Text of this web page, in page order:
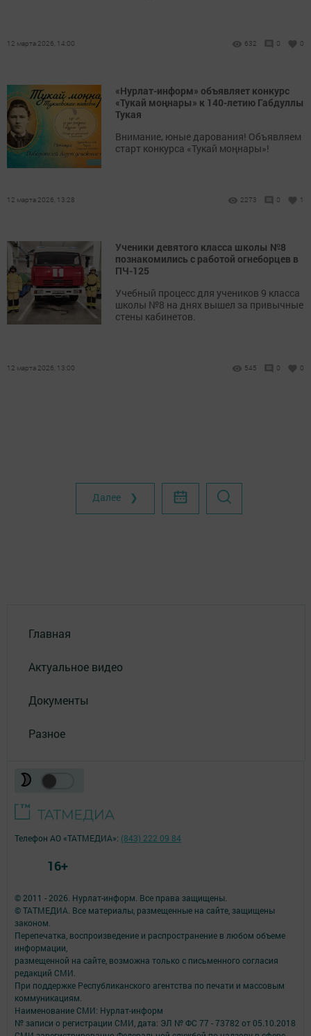
12 марта 2026, 14:00 632 0 0
«Нурлат-информ» объявляет конкурс
«Тукай моңнары» к 140-летию Габдуллы
Тукая
Внимание, юные дарования! Объявляем
старт конкурса «Тукай моңнары»!
12 марта 2026, 13:28 2273 0 1
Ученики девятого класса школы №8
познакомились с работой огнеборцев в
ПЧ-125
Учебный процесс для учеников 9 класса
школы №8 на днях вышел за привычные
стены кабинетов.
12 марта 2026, 13:00 545 0 0
Далее ❯
Главная
Актуальное видео
Документы
Разное
© 2011 - 2026. Нурлат-⁠информ. Все права защищены.
© ТАТМЕДИА. Все материалы, размещенные на сайте, защищены
законом.
Перепечатка, воспроизведение и распространение в любом объеме
информации,
размещенной на сайте, возможна только с письменного согласия
редакций СМИ.
При поддержке Республиканского агентства по печати и массовым
коммуникациям.
Наименование СМИ: Нурлат-⁠информ
№ записи о регистрации СМИ, дата: ЭЛ № ФС 77 -⁠ 73782 от 05.10.2018
Телефон АО «ТАТМЕДИА»: (843) 222 09 84
16+